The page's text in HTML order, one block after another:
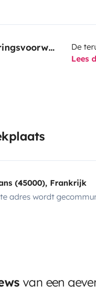
Annuleringsvoorwaarden
De
Lees
(45000), Frankrijk
adres wordt
van een